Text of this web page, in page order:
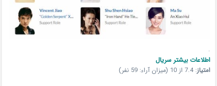
.
اطلاعات بیشتر سریال
امتیاز:7.4 از 10 (میزان آراء: 59 نفر)